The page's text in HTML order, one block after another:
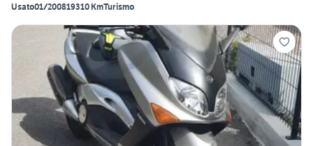
Usato01/200819310 KmTurismo